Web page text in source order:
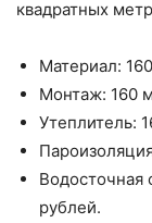
квадратных
Материал:
Монтаж: 160
Утеплитель:
Водосточная
рублей.